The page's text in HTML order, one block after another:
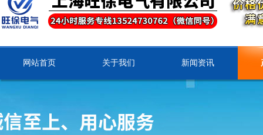
网站首页 关于我们 新闻资讯